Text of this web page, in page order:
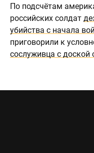
По подсчётам
российских солдат
убийства с начала
приговорили к
сослуживца с доской